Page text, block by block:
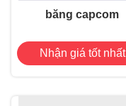
băng capcom
Nhận giá tốt nhất